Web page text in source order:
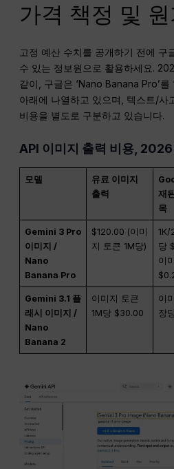
가격 책정 및
고정 예산 수치를 공개하기 전에 구
수 있는 정보원으로 활용하세요.
같이, 구글은 ‘Nano Banana Pro’를
아래에 나열하고 있으며, 텍스트/사
비용을 별도로 구분하고 있습니다.
API 이미지 출력 비용,
모델
유료 이미지
출력
재
목
Gemini 3 Pro
이미지 /
Nano
Banana Pro
$120.00 (이미
지 토큰 1M당)
1K/
당
이
Gemini 3.1 플
래시 이미지 /
Nano
Banana 2
이미지 토큰
1M당 $30.00
이
장